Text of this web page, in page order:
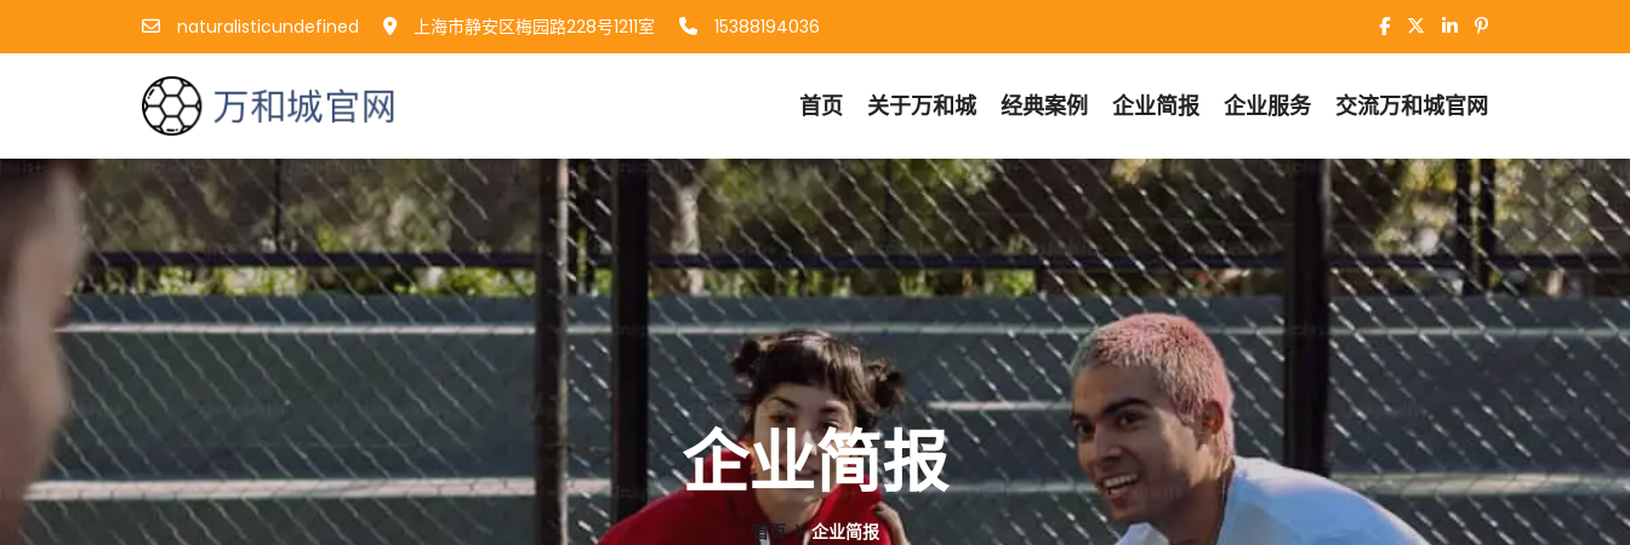
naturalisticundefined 上海市静安区梅园路228号1211室 15388194036
首页 关于万和城 经典案例 企业简报 企业服务 交流万和城官网
企业简报
首页 企业简报